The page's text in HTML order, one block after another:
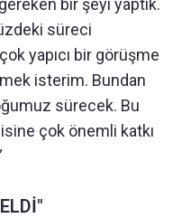
bir şeyi yaptık.
süreci
yapıcı bir görüşme
isterim. Bundan
sürecek. Bu
çok önemli katkı